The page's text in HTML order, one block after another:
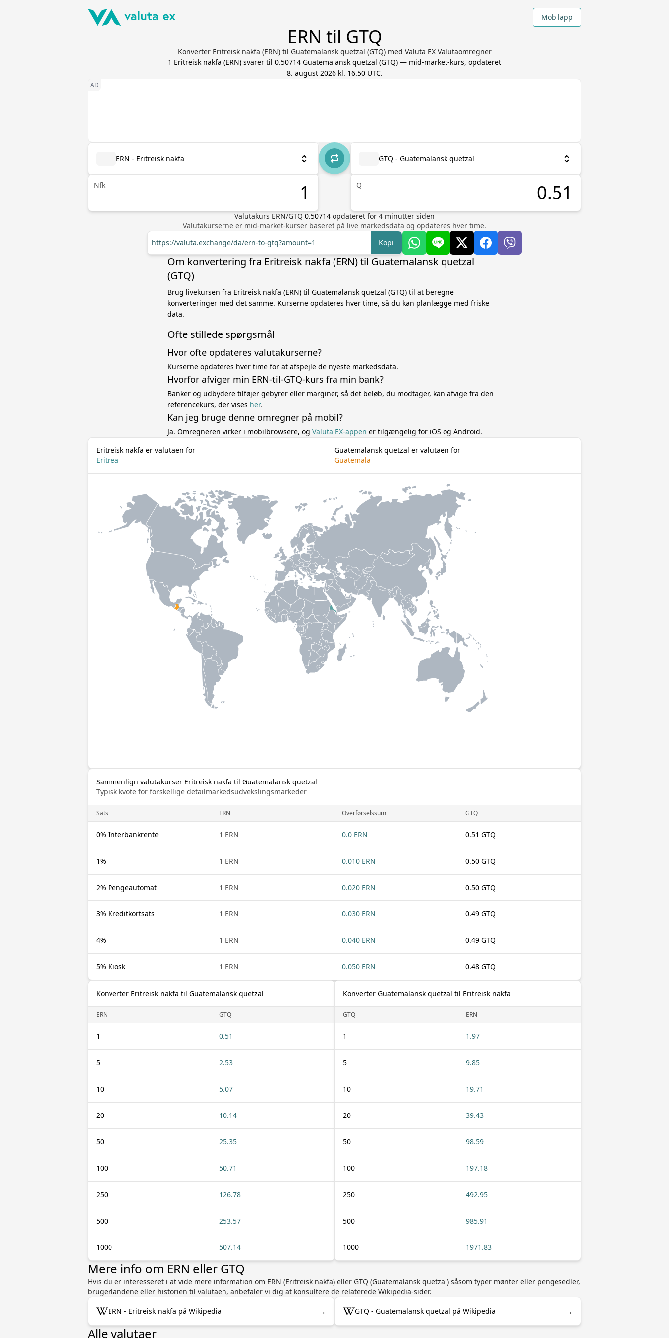
Mobilapp
ERN til GTQ
Konverter Eritreisk nakfa (ERN) til Guatemalansk quetzal (GTQ) med Valuta EX Valutaomregner
1 Eritreisk nakfa (ERN) svarer til 0.50714 Guatemalansk quetzal (GTQ) — mid-market-kurs, opdateret
8. august 2026 kl. 16.50 UTC.
ERN - Eritreisk nakfa
Nfk
GTQ - Guatemalansk quetzal
Q
Valutakurs ERN/GTQ 0.50714 opdateret for 4 minutter siden
Valutakurserne er mid-market-kurser baseret på live markedsdata og opdateres hver time.
https://valuta.exchange/da/ern-to-gtq?amount=1
Kopi
Om konvertering fra Eritreisk nakfa (ERN) til Guatemalansk quetzal
(GTQ)
Brug livekursen fra Eritreisk nakfa (ERN) til Guatemalansk quetzal (GTQ) til at beregne
konverteringer med det samme. Kurserne opdateres hver time, så du kan planlægge med friske
data.
Ofte stillede spørgsmål
Hvor ofte opdateres valutakurserne?
Kurserne opdateres hver time for at afspejle de nyeste markedsdata.
Hvorfor afviger min ERN-til-GTQ-kurs fra min bank?
Banker og udbydere tilføjer gebyrer eller marginer, så det beløb, du modtager, kan afvige fra den
referencekurs, der vises her.
Kan jeg bruge denne omregner på mobil?
Ja. Omregneren virker i mobilbrowsere, og Valuta EX-appen er tilgængelig for iOS og Android.
Eritreisk nakfa er valutaen for
Eritrea
Guatemalansk quetzal er valutaen for
Guatemala
Sammenlign valutakurser Eritreisk nakfa til Guatemalansk quetzal
Typisk kvote for forskellige detailmarkedsudvekslingsmarkeder
Sats ERN Overførselssum GTQ
0% Interbankrente 1 ERN 0.0 ERN 0.51 GTQ
1% 1 ERN 0.010 ERN 0.50 GTQ
2% Pengeautomat 1 ERN 0.020 ERN 0.50 GTQ
3% Kreditkortsats 1 ERN 0.030 ERN 0.49 GTQ
4% 1 ERN 0.040 ERN 0.49 GTQ
5% Kiosk 1 ERN 0.050 ERN 0.48 GTQ
Konverter Eritreisk nakfa til Guatemalansk quetzal
ERN GTQ
1 0.51
5 2.53
10 5.07
20 10.14
50 25.35
100 50.71
250 126.78
500 253.57
1000 507.14
Konverter Guatemalansk quetzal til Eritreisk nakfa
GTQ ERN
1 1.97
5 9.85
10 19.71
20 39.43
50 98.59
100 197.18
250 492.95
500 985.91
1000 1971.83
Mere info om ERN eller GTQ
Hvis du er interesseret i at vide mere information om ERN (Eritreisk nakfa) eller GTQ (Guatemalansk quetzal) såsom typer mønter eller pengesedler,
brugerlandene eller historien til valutaen, anbefaler vi dig at konsultere de relaterede Wikipedia-sider.
ERN - Eritreisk nakfa på Wikipedia → GTQ - Guatemalansk quetzal på Wikipedia →
Alle valutaer